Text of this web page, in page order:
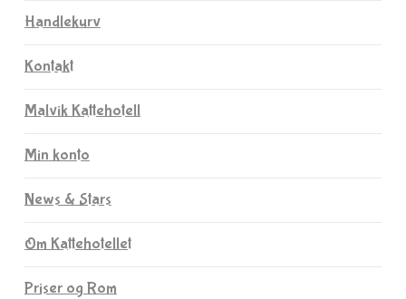
Handlekurv
Kontakt
Malvik Kattehotell
Min konto
News & Stars
Om Kattehotellet
Priser og Rom